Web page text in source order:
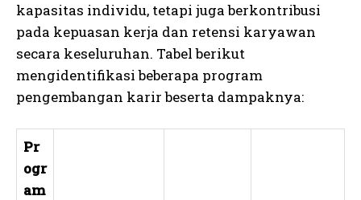
kapasitas individu, tetapi juga berkontribusi
pada kepuasan kerja dan retensi karyawan
secara keseluruhan. Tabel berikut
mengidentifikasi beberapa program
pengembangan karir beserta dampaknya:
Pr
ogr
am